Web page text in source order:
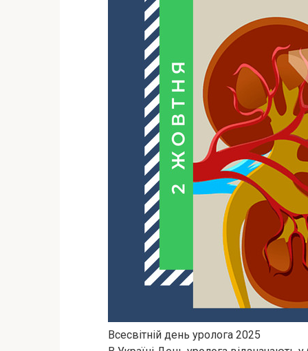
Всесвітній день уролога 2025